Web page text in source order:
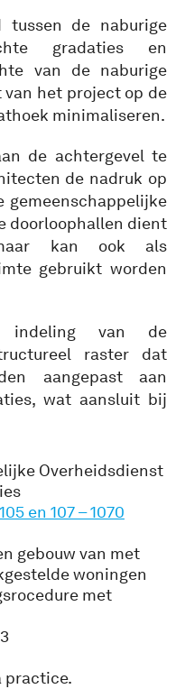
tussen de naburige
gradaties en
van de naburige
van het project op de
minimaliseren.
de achtergevel te
de nadruk op
gemeenschappelijke
doorloophallen dient
kan ook als
gebruikt worden
van de
raster dat
aangepast aan
wat aansluit bij
Overheidsdienst
en 107 – 1070
gebouw van met
woningen
met
practice.